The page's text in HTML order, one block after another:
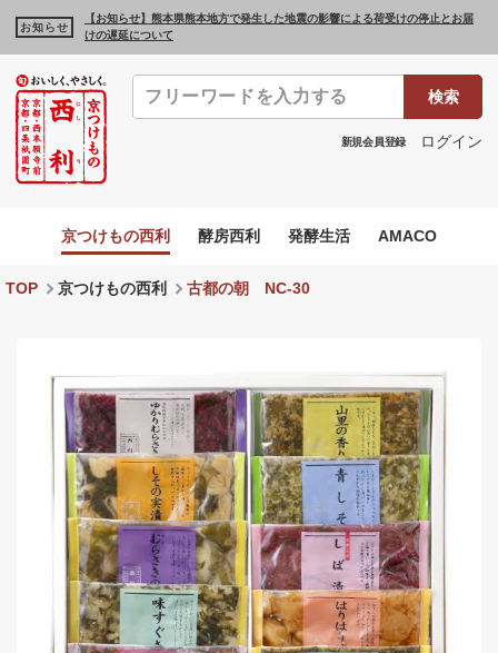
お知らせ
【お知らせ】熊本県熊本地方で発生した地震の影響による荷受けの停止とお届
けの遅延について
検索
新規会員登録 ログイン
京つけもの西利 酵房西利 発酵生活 AMACO
TOP 京つけもの西利 古都の朝 NC-30